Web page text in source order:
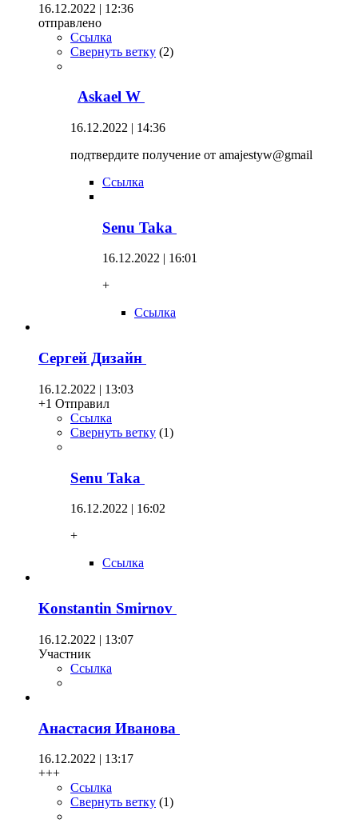
16.12.2022 | 12:36
отправлено
Ссылка
Свернуть ветку (2)
Askael W
16.12.2022 | 14:36
подтвердите получение от amajestyw@gmail
Ссылка
Senu Taka
16.12.2022 | 16:01
+
Ссылка
Сергей Дизайн
16.12.2022 | 13:03
+1 Отправил
Ссылка
Свернуть ветку (1)
Senu Taka
16.12.2022 | 16:02
+
Ссылка
Konstantin Smirnov
16.12.2022 | 13:07
Участник
Ссылка
Анастасия Иванова
16.12.2022 | 13:17
+++
Ссылка
Свернуть ветку (1)